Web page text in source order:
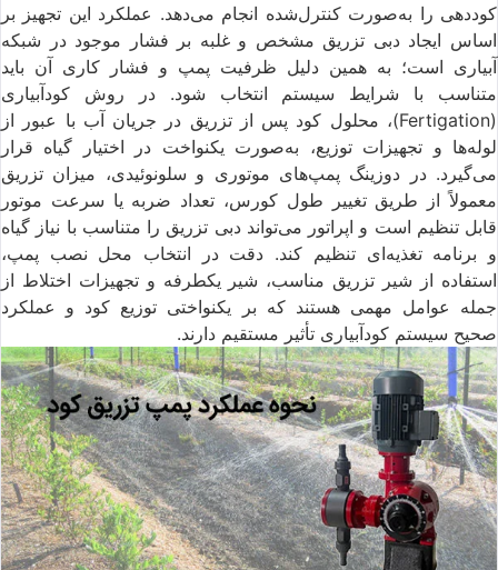
کوددهی را به‌صورت کنترل‌شده انجام می‌دهد. عملکرد این تجهیز بر
اساس ایجاد دبی تزریق مشخص و غلبه بر فشار موجود در شبکه
آبیاری است؛ به همین دلیل ظرفیت پمپ و فشار کاری آن باید
متناسب با شرایط سیستم انتخاب شود. در روش کودآبیاری
(Fertigation)، محلول کود پس از تزریق در جریان آب با عبور از
لوله‌ها و تجهیزات توزیع، به‌صورت یکنواخت در اختیار گیاه قرار
می‌گیرد. در دوزینگ پمپ‌های موتوری و سلونوئیدی، میزان تزریق
معمولاً از طریق تغییر طول کورس، تعداد ضربه یا سرعت موتور
قابل تنظیم است و اپراتور می‌تواند دبی تزریق را متناسب با نیاز گیاه
و برنامه تغذیه‌ای تنظیم کند. دقت در انتخاب محل نصب پمپ،
استفاده از شیر تزریق مناسب، شیر یکطرفه و تجهیزات اختلاط از
جمله عوامل مهمی هستند که بر یکنواختی توزیع کود و عملکرد
صحیح سیستم کودآبیاری تأثیر مستقیم دارند.